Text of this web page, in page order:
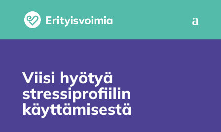
Viisi hyötyä
stressiprofiilin
käyttämisestä